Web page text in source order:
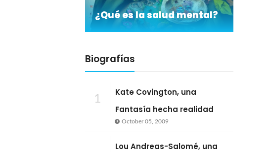
¿Qué es la salud mental?
Biografías
1
Kate Covington, una
Fantasía hecha realidad
October 05, 2009
Lou Andreas-Salomé, una